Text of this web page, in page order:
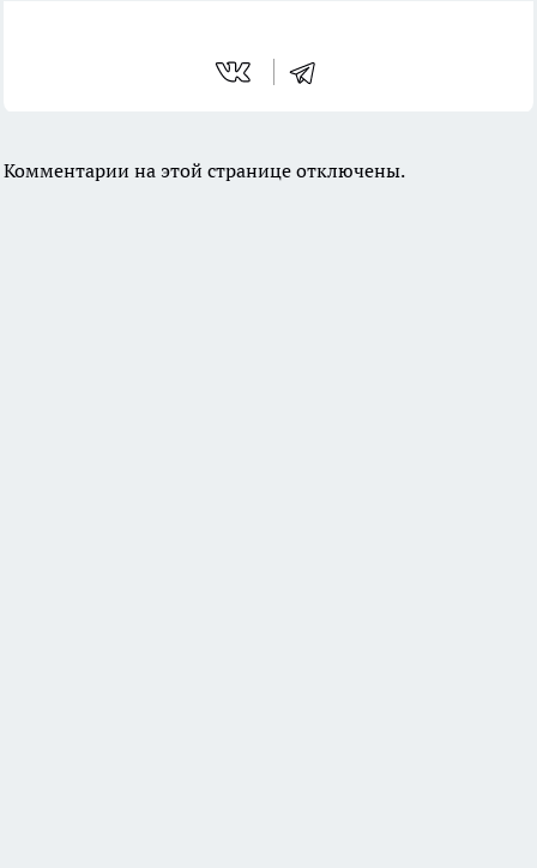
Комментарии на этой странице отключены.